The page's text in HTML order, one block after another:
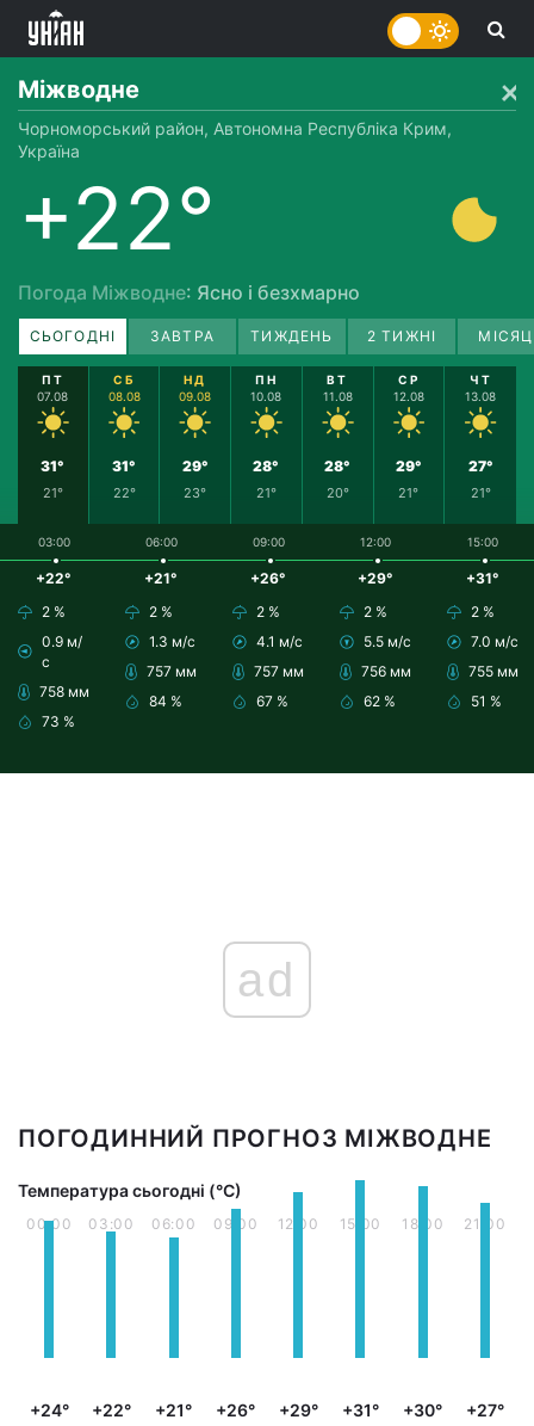
Міжводне
Чорноморський район, Автономна Республіка Крим,
Україна
+22°
Погода Міжводне: Ясно і безхмарно
СЬОГОДНІ ЗАВТРА ТИЖДЕНЬ 2 ТИЖНІ
ПТ
07.08
31°
21°
СБ
08.08
31°
22°
НД
09.08
29°
23°
ПН
10.08
28°
21°
ВТ
11.08
28°
20°
СР
12.08
29°
21°
ЧТ
13.08
27°
21°
03:00
+22°
2 %
0.9 м/
с
758 мм
73 %
06:00
+21°
2 %
1.3 м/с
757 мм
84 %
09:00
+26°
2 %
4.1 м/с
757 мм
67 %
12:00
+29°
2 %
5.5 м/с
756 мм
62 %
15:00
+31°
2 %
7.0 м/с
755 мм
51 %
ad
ПОГОДИННИЙ ПРОГНОЗ МІЖВОДНЕ
Температура сьогодні (°С)
00:00
+24°
03:00
+22°
06:00
+21°
09:00
+26°
12:00
+29°
15:00
+31°
18:00
+30°
21:00
+27°